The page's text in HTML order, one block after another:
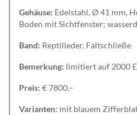
Gehäuse: Edelstahl, Ø 41 mm,
Boden mit Sichtfenster;
Band: Reptilleder, Faltschließe
Bemerkung: limitiert auf 2000
Preis: € 7800,–
Varianten: mit blauem